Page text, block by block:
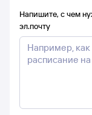
Напишите, с чем
эл.почту